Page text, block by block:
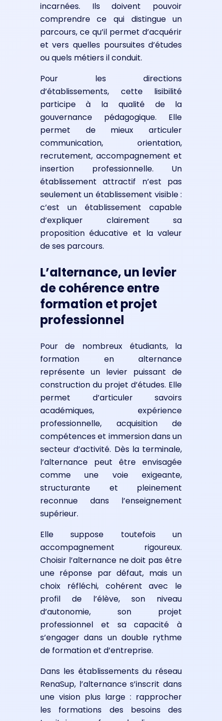
incarnées. Ils doivent pouvoir
comprendre ce qui distingue un
parcours, ce qu’il permet d’acquérir
et vers quelles poursuites d’études
ou quels métiers il conduit.
Pour les directions
d’établissements, cette lisibilité
participe à la qualité de la
gouvernance pédagogique. Elle
permet de mieux articuler
communication, orientation,
recrutement, accompagnement et
insertion professionnelle. Un
établissement attractif n’est pas
seulement un établissement visible :
c’est un établissement capable
d’expliquer clairement sa
proposition éducative et la valeur
de ses parcours.
L’alternance, un levier
de cohérence entre
formation et projet
professionnel
Pour de nombreux étudiants, la
formation en alternance
représente un levier puissant de
construction du projet d’études. Elle
permet d’articuler savoirs
académiques, expérience
professionnelle, acquisition de
compétences et immersion dans un
secteur d’activité. Dès la terminale,
l’alternance peut être envisagée
comme une voie exigeante,
structurante et pleinement
reconnue dans l’enseignement
supérieur.
Elle suppose toutefois un
accompagnement rigoureux.
Choisir l’alternance ne doit pas être
une réponse par défaut, mais un
choix réfléchi, cohérent avec le
profil de l’élève, son niveau
d’autonomie, son projet
professionnel et sa capacité à
s’engager dans un double rythme
de formation et d’entreprise.
Dans les établissements du réseau
RenaSup, l’alternance s’inscrit dans
une vision plus large : rapprocher
les formations des besoins des